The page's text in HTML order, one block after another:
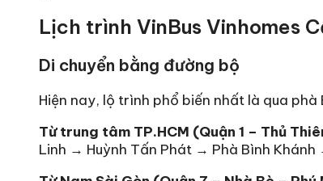
Lịch trình VinBus Vinhomes
Di chuyển bằng đường bộ
Hiện nay, lộ trình phổ biến nhất là qua
Từ trung tâm TP.HCM (Quận 1 – Thủ
Linh → Huỳnh Tấn Phát → Phà Bình